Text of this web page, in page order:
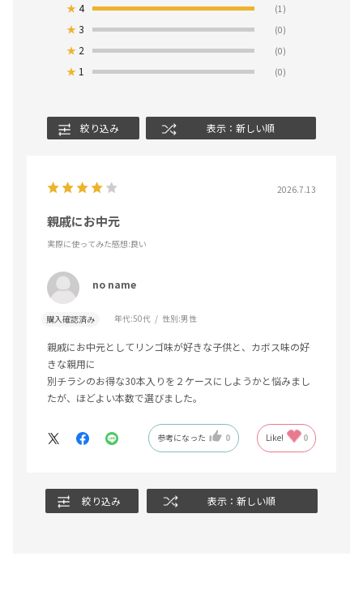
★4 (1)
★3 (0)
★ 2 (0)
★ 1 (0)
絞り込み 表示：新しい順
2026.7.13
親戚にお中元
実際に使ってみた感想:良い
no name
購入確認済み 年代:50代 性別:男性
親戚にお中元としてリンゴ味が好きな子供と、カボス味の好
きな親用に
別チラシのお得な30本入りを２ケースにしようかと悩みまし
たが、ほどよい本数で選びました。
参考になった 0 Like! 0
絞り込み 表示：新しい順